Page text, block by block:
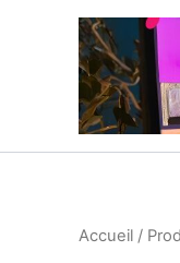
Accueil /